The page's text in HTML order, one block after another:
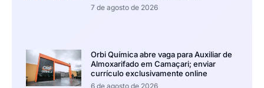
7 de agosto de 2026
Orbi Química abre vaga para Auxiliar de
Almoxarifado em Camaçari; enviar
currículo exclusivamente online
6 de agosto de 2026